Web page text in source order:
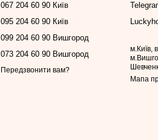
067 204 60 90 Київ
095 204 60 90 Київ
099 204 60 90 Вишгород
073 204 60 90 Вишгород
Передзвонити вам?
м.Київ,
Мапа